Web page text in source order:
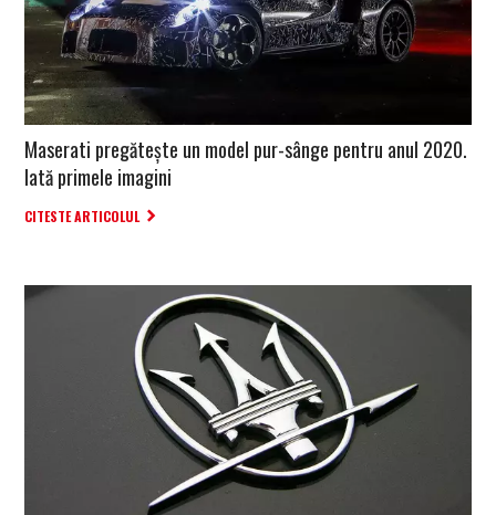
Maserati pregătește un model pur-sânge pentru anul 2020.
Iată primele imagini
CITESTE ARTICOLUL